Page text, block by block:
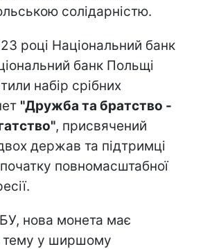
солідарністю.
році Національний банк
банк Польщі
набір срібних
"Дружба та братство -
, присвячений
держав та підтримці
повномасштабної
нова монета має
тему у ширшому